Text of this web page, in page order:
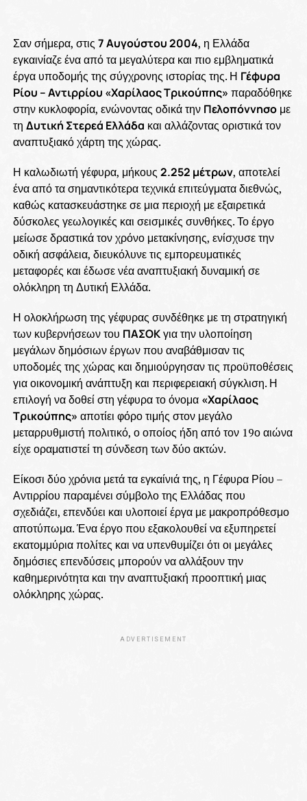
Σαν σήμερα, στις 7 Αυγούστου 2004, η Ελλάδα
εγκαινίαζε ένα από τα μεγαλύτερα και πιο εμβληματικά
έργα υποδομής της σύγχρονης ιστορίας της. Η Γέφυρα
Ρίου – Αντιρρίου «Χαρίλαος Τρικούπης» παραδόθηκε
στην κυκλοφορία, ενώνοντας οδικά την Πελοπόννησομε
τη Δυτική Στερεά Ελλάδα και αλλάζοντας οριστικά τον
αναπτυξιακό χάρτη της χώρας.
Η καλωδιωτή γέφυρα, μήκους 2.252 μέτρων, αποτελεί
ένα από τα σημαντικότερα τεχνικά επιτεύγματα διεθνώς,
καθώς κατασκευάστηκε σε μια περιοχή με εξαιρετικά
δύσκολες γεωλογικές και σεισμικές συνθήκες. Το έργο
μείωσε δραστικά τον χρόνο μετακίνησης, ενίσχυσε την
οδική ασφάλεια, διευκόλυνε τις εμπορευματικές
μεταφορές και έδωσε νέα αναπτυξιακή δυναμική σε
ολόκληρη τη Δυτική Ελλάδα.
Η ολοκλήρωση της γέφυρας συνδέθηκε με τη στρατηγική
των κυβερνήσεων του ΠΑΣΟΚγια την υλοποίηση
μεγάλων δημόσιων έργων που αναβάθμισαν τις
υποδομές της χώρας και δημιούργησαν τις προϋποθέσεις
για οικονομική ανάπτυξη και περιφερειακή σύγκλιση. Η
επιλογή να δοθεί στη γέφυρα το όνομα «Χαρίλαος
Τρικούπης» αποτίει φόρο τιμής στον μεγάλο
μεταρρυθμιστή πολιτικό, ο οποίος ήδη από τον 19ο αιώνα
είχε οραματιστεί τη σύνδεση των δύο ακτών.
Είκοσι δύο χρόνια μετά τα εγκαίνιά της, η Γέφυρα Ρίου –
Αντιρρίου παραμένει σύμβολο της Ελλάδας που
σχεδιάζει, επενδύει και υλοποιεί έργα με μακροπρόθεσμο
αποτύπωμα. Ένα έργο που εξακολουθεί να εξυπηρετεί
εκατομμύρια πολίτες και να υπενθυμίζει ότι οι μεγάλες
δημόσιες επενδύσεις μπορούν να αλλάξουν την
καθημερινότητα και την αναπτυξιακή προοπτική μιας
ολόκληρης χώρας.
ADVERTISEMENT